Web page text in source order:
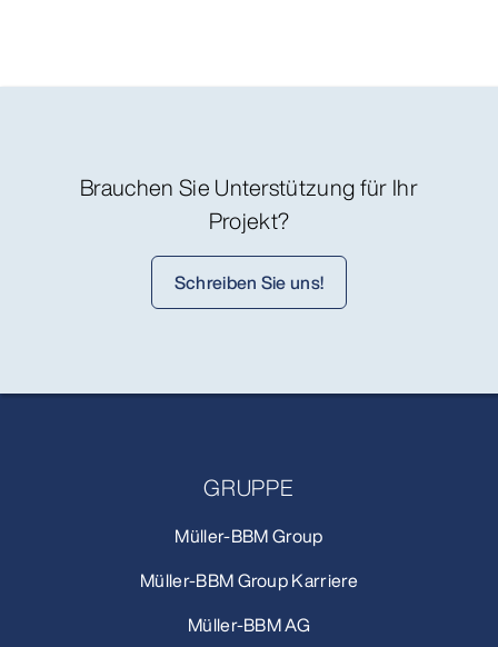
Brauchen Sie Unterstützung für Ihr
Projekt?
Schreiben Sie uns!
GRUPPE
Müller-BBM Group
Müller-BBM Group Karriere
Müller-BBM AG